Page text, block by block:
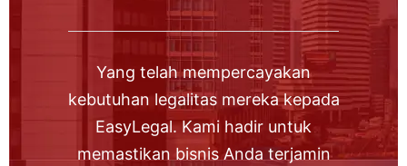
Yang telah mempercayakan
kebutuhan legalitas mereka kepada
EasyLegal. Kami hadir untuk
memastikan bisnis Anda terjamin